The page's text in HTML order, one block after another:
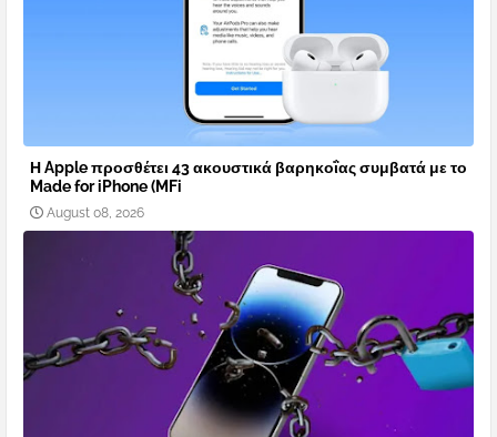
Η Apple προσθέτει 43 ακουστικά βαρηκοΐας συμβατά με το
Made for iPhone (MFi
August 08, 2026